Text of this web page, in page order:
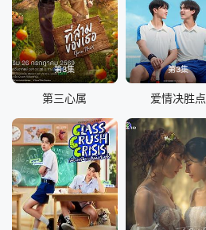
第3集
第三心属
第3集
爱情决胜点